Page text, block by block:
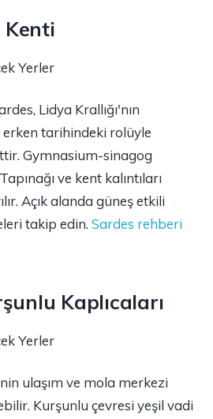
Kenti
Lidya Krallığı'nın
erken tarihindeki rolüyle
Gymnasium-sinagog
ve kent kalıntıları
Açık alanda güneş etkili
takip edin. Sardes rehberi
Kaplıcaları
ulaşım ve mola merkezi
Kurşunlu çevresi yeşil vadi